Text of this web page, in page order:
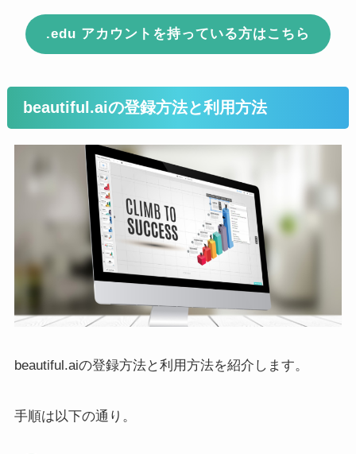
.edu アカウントを持っている方はこちら
beautiful.aiの登録方法と利用方法
beautiful.aiの登録方法と利用方法を紹介します。
手順は以下の通り。